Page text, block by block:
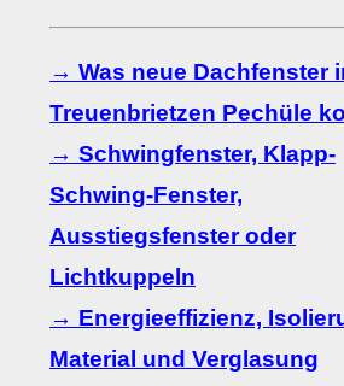
→ Was neue Dachfenster
Treuenbrietzen Pechüle
→ Schwingfenster, Klapp-
Schwing-Fenster,
Ausstiegsfenster oder
Lichtkuppeln
→ Energieeffizienz,
Material und Verglasung